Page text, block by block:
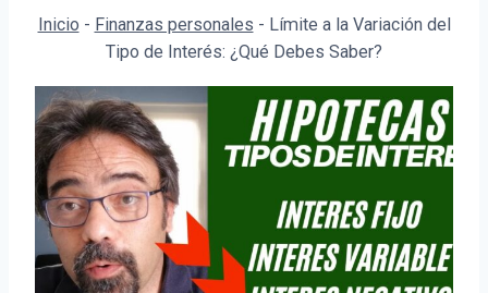
Inicio - Finanzas personales - Límite a la Variación del
Tipo de Interés: ¿Qué Debes Saber?